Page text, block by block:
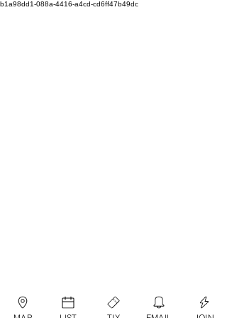
b1a98dd1-088a-4416-a4cd-cd6ff47b49dc